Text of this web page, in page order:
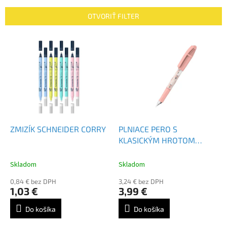
i
OTVORIŤ FILTER
ZMIZÍK SCHNEIDER CORRY
Skladom
0,84 € bez DPH
1,03 €
Do košíka
PLNIACE PERO S
KLASICKÝM HROTOM
Skladom
3,24 € bez DPH
3,99 €
Do košíka